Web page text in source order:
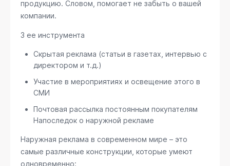
продукцию. Словом, помогает не забыть о вашей
компании.
3 ее инструмента
Скрытая реклама (статьи в газетах, интервью с
директором и т.д.)
Участие в мероприятиях и освещение этого в
СМИ
Почтовая рассылка постоянным покупателям
Напоследок о наружной рекламе
Наружная реклама в современном мире – это
самые различные конструкции, которые умеют
одновременно: